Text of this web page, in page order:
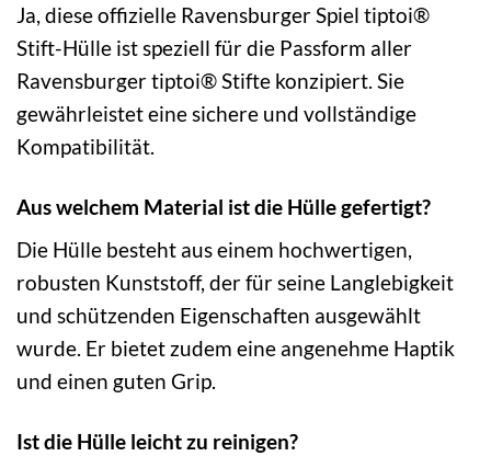
Ja, diese offizielle Ravensburger Spiel tiptoi®
Stift-Hülle ist speziell für die Passform aller
Ravensburger tiptoi® Stifte konzipiert. Sie
gewährleistet eine sichere und vollständige
Kompatibilität.
Aus welchem Material ist die Hülle gefertigt?
Die Hülle besteht aus einem hochwertigen,
robusten Kunststoff, der für seine Langlebigkeit
und schützenden Eigenschaften ausgewählt
wurde. Er bietet zudem eine angenehme Haptik
und einen guten Grip.
Ist die Hülle leicht zu reinigen?